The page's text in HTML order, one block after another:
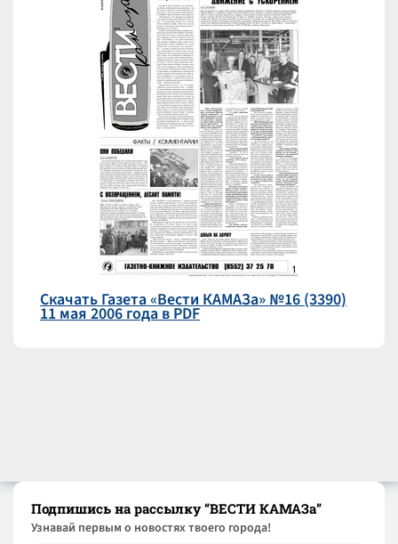
Скачать Газета «Вести КАМАЗа» №16 (3390)
11 мая 2006 года в PDF
Подпишись на рассылку “ВЕСТИ КАМАЗа”
Узнaвай первым о новостях твоего города!